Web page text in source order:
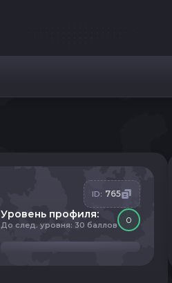
ID: 765
Уровень профиля:
До след. уровня: 30 баллов 0